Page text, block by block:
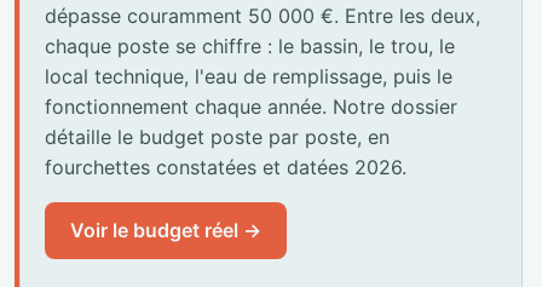
dépasse couramment 50 000 €. Entre les deux,
chaque poste se chiffre : le bassin, le trou, le
local technique, l'eau de remplissage, puis le
fonctionnement chaque année. Notre dossier
détaille le budget poste par poste, en
fourchettes constatées et datées 2026.
Voir le budget réel →